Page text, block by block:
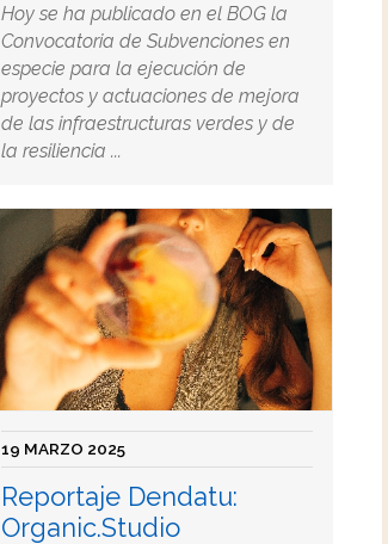
Hoy se ha publicado en el BOG la
Convocatoria de Subvenciones en
especie para la ejecución de
proyectos y actuaciones de mejora
de las infraestructuras verdes y de
la resiliencia ...
19 MARZO 2025
Reportaje Dendatu:
Organic.Studio